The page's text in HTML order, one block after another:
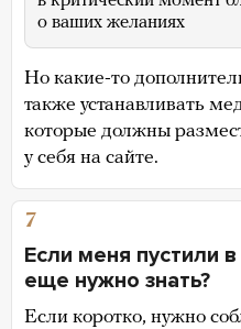
о ваших желаниях
Но какие-то
также устанавливать
которые должны
у себя на сайте.
7
Если меня пустили
еще нужно знать?
Если коротко, нужно